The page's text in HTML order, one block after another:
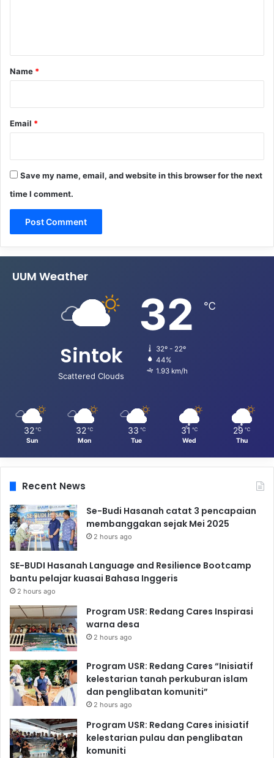
*
Name *
Email *
Save my name, email, and website in this browser for the next
time I comment.
UUM Weather
Sintok
Scattered Clouds
32 ℃
32º - 22º
44%
1.93 km/h
32 ℃
Sun
32 ℃
Mon
33 ℃
Tue
31 ℃
Wed
29 ℃
Thu
Recent News
Se-Budi Hasanah catat 3 pencapaian
membanggakan sejak Mei 2025
2 hours ago
SE-BUDI Hasanah Language and Resilience Bootcamp
bantu pelajar kuasai Bahasa Inggeris
2 hours ago
Program USR: Redang Cares Inspirasi
warna desa
2 hours ago
Program USR: Redang Cares “Inisiatif
kelestarian tanah perkuburan islam
dan penglibatan komuniti”
2 hours ago
Program USR: Redang Cares inisiatif
kelestarian pulau dan penglibatan
komuniti